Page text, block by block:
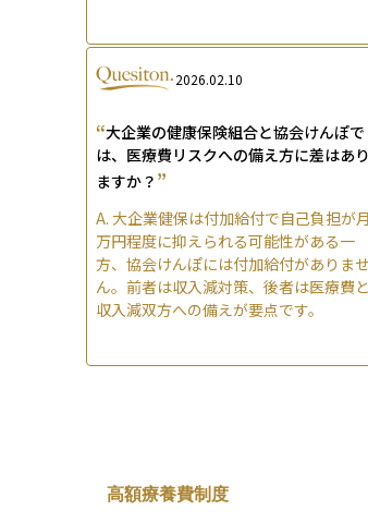
2026.02.10
“大企業の健康保険組合と協会けんぽで
は、医療費リスクへの備え方に差はあり
ますか？ ”
A. 大企業健保は付加給付で自己負担が
万円程度に抑えられる可能性がある一
方、協会けんぽには付加給付がありませ
ん。前者は収入減対策、後者は医療費と
収入減双方への備えが要点です。
高額療養費制度